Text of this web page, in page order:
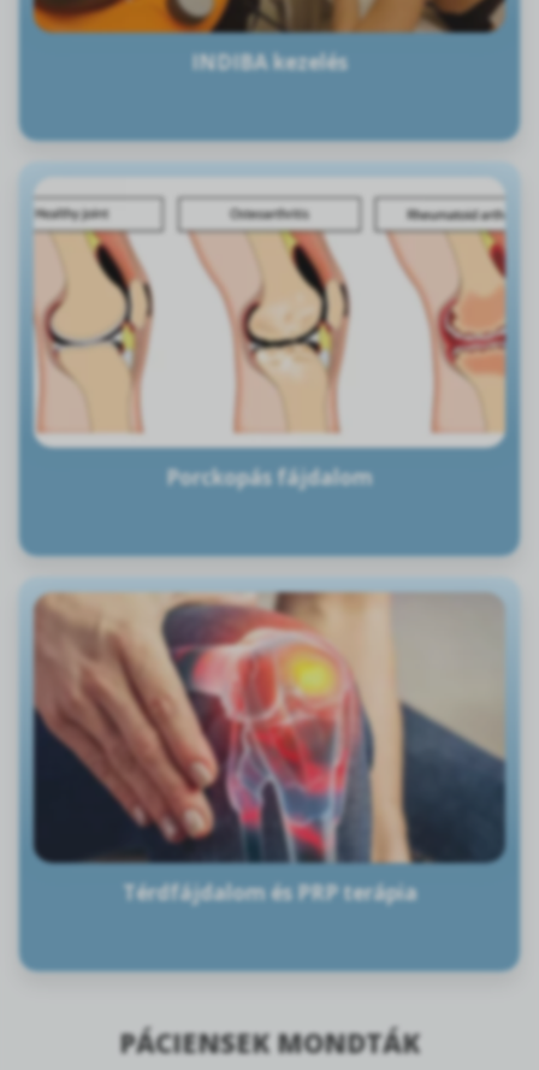
INDIBA kezelés
Porckopás fájdalom
Térdfájdalom és PRP terápia
PÁCIENSEK MONDTÁK